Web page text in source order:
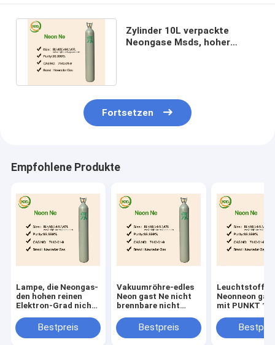
Zylinder 10L verpackte
Neongase Msds, hoher
Fortsetzen
Empfohlene Produkte
Lampe, die Neongas-
den hohen reinen
Elektron-Grad nicht
Bestpreis
Vakuumröhre-edles
Neon gast Ne nicht
brennbare nicht
Bestpreis
Leuchtstoff
Neonneon
mit PUNKT